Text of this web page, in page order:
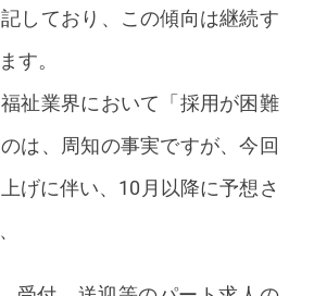
しており、この傾向は継続す
す。
祉業界において「採用が困難
は、周知の事実ですが、今回
げに伴い、10月以降に予想さ